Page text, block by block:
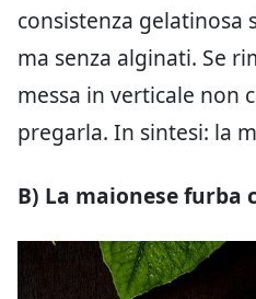
consistenza gelatinosa
ma senza alginati. Se
messa in verticale non
pregarla. In sintesi: la
B) La maionese furba